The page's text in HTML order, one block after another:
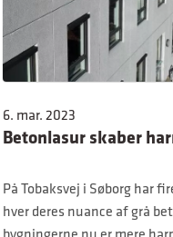
6. mar. 2023
Betonlasur skaber
På Tobaksvej i Søborg har
hver deres nuance af grå